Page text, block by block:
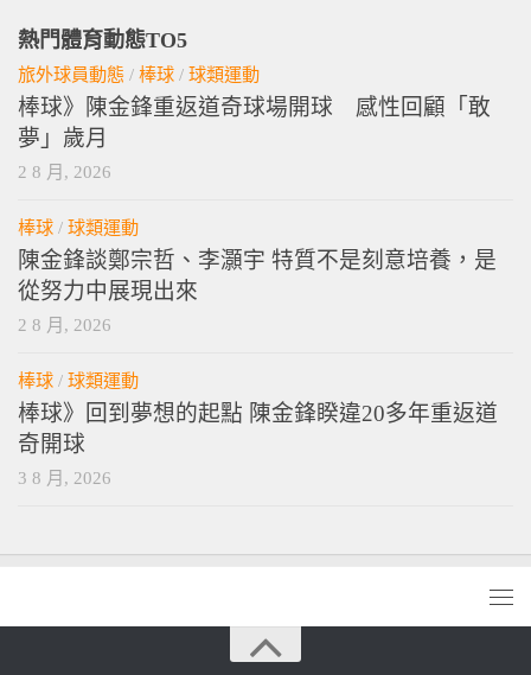
熱門體育動態TO5
旅外球員動態 / 棒球 / 球類運動
棒球》陳金鋒重返道奇球場開球 感性回顧「敢
夢」歲月
2 8 月, 2026
棒球 / 球類運動
陳金鋒談鄭宗哲、李灝宇 特質不是刻意培養，是
從努力中展現出來
2 8 月, 2026
棒球 / 球類運動
棒球》回到夢想的起點 陳金鋒睽違20多年重返道
奇開球
3 8 月, 2026